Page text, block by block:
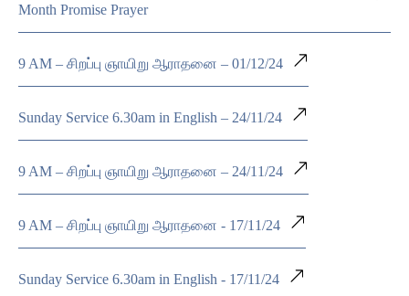
Month Promise Prayer
9 AM – சிறப்பு ஞாயிறு ஆராதனை – 01/12/24
Sunday Service 6.30am in English – 24/11/24
9 AM – சிறப்பு ஞாயிறு ஆராதனை – 24/11/24
9 AM – சிறப்பு ஞாயிறு ஆராதனை - 17/11/24
Sunday Service 6.30am in English - 17/11/24